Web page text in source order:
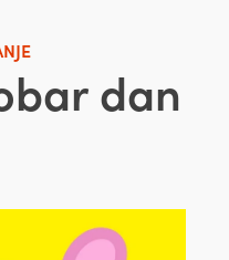
dan